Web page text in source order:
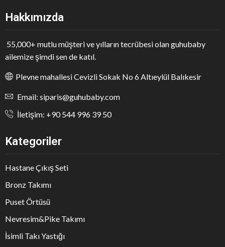
Hakkımızda
55,000+ mutlu müşteri ve yılların tecrübesi olan guhubaby
ailemize şimdi sen de katıl.
Plevne mahallesi Cevizli Sokak No 6 Altıeylül Balıkesir
Email: siparis@guhubaby.com
İletişim: +90 544 996 39 50
Kategoriler
Hastane Çıkış Seti
Bronz Takımı
Puset Örtüsü
Nevresim&Pike Takımı
İsimli Takı Yastığı